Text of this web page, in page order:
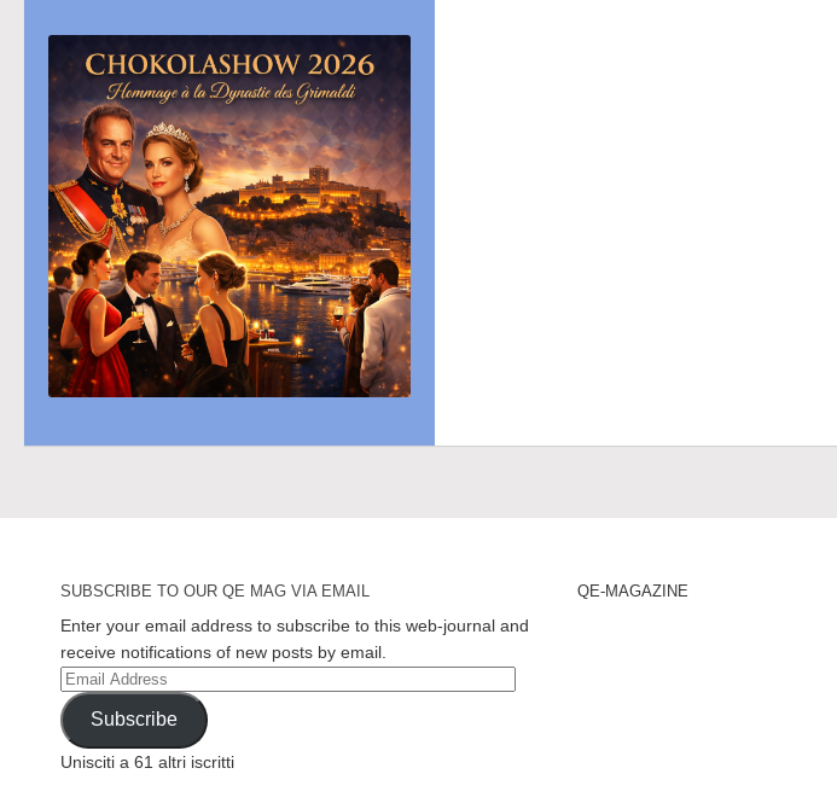
SUBSCRIBE TO OUR QE MAG VIA EMAIL
Enter your email address to subscribe to this web-journal and
receive notifications of new posts by email.
Email
Address
Subscribe
Unisciti a 61 altri iscritti
QE-MAGAZINE